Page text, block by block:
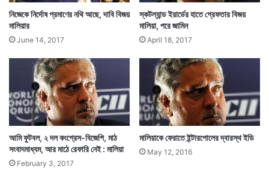
নিজেকে নির্দোষ প্রমাণের নথি আছে, দাবি বিজয়
মালিয়ার
June 14, 2017
স্কটল্যান্ড ইয়ার্ডের হাতে গ্রেফতার বিজয়
মালিয়া, পরে জামিন
April 18, 2017
আমি ফুটবল, ২ দল কংগ্রেস-বিজেপি, মাঠ
সংবাদমাধ্যম, আর মাঠে রেফারি নেই : মালিয়া
February 3, 2017
মালিয়াকে ফেরাতে ইন্টারপোলের দ্বারস্থ ইডি
May 12, 2016